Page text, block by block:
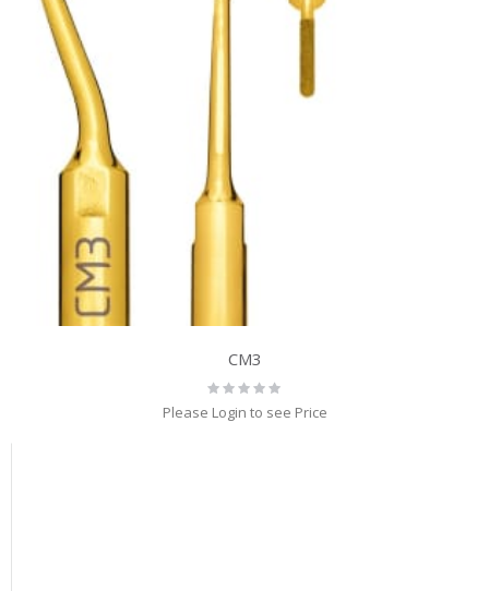
CM3
Rating:
0%
Please Login to see Price